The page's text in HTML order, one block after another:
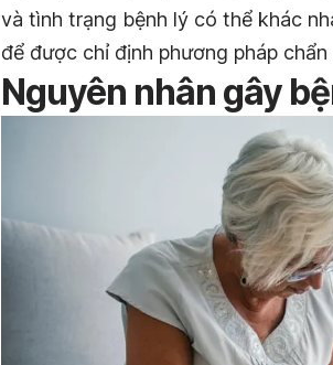
và tình trạng bệnh lý có thể khác
để được chỉ định phương pháp
Nguyên nhân gây